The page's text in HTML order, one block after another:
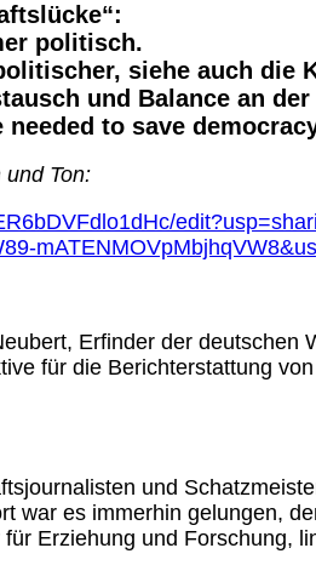
politisch.
siehe auch die
und Balance an
to save
Ton:
Erfinder der
für die Berichterstattung
und
war es immerhin gelungen,
Erziehung und Forschung,